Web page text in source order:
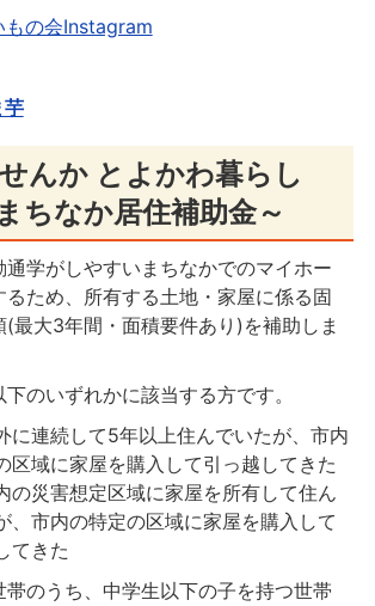
もの会Instagram
芋
んか とよかわ暮らし
ちなか居住補助金～
学がしやすいまちなかでのマイホー
るため、所有する土地・家屋に係る固
(最大3年間・面積要件あり)を補助しま
のいずれかに該当する方です。
に連続して5年以上住んでいたが、市内
区域に家屋を購入して引っ越してきた
の災害想定区域に家屋を所有して住ん
、市内の特定の区域に家屋を購入して
てきた
帯のうち、中学生以下の子を持つ世帯